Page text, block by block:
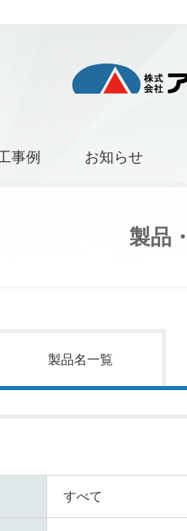
事例 お知らせ
製品
製品名一覧
すべて